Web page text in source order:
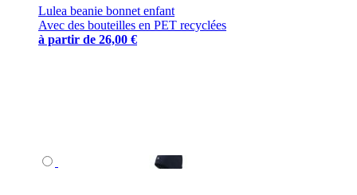
Lulea beanie bonnet enfant
Avec des bouteilles en PET recyclées
à partir de 26,00 €